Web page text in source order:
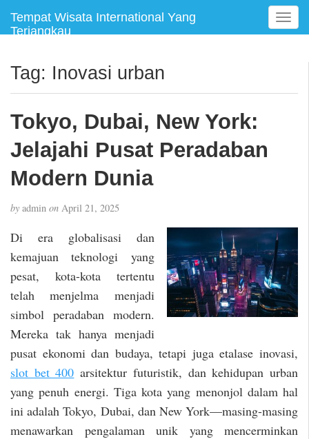
Tempat Wisata International Yang
Terjangkau
T
o
e
o
Tag: Inovasi urban
Tokyo, Dubai, New York:
Jelajahi Pusat Peradaban
Modern Dunia
by admin on April 21, 2025
Di era globalisasi dan
kemajuan teknologi yang
pesat, kota-kota tertentu
telah menjelma menjadi
simbol peradaban modern.
Mereka tak hanya menjadi
pusat ekonomi dan budaya, tetapi juga etalase inovasi,
slot bet 400 arsitektur futuristik, dan kehidupan urban
yang penuh energi. Tiga kota yang menonjol dalam hal
ini adalah Tokyo, Dubai, dan New York—masing-masing
menawarkan pengalaman unik yang mencerminkan